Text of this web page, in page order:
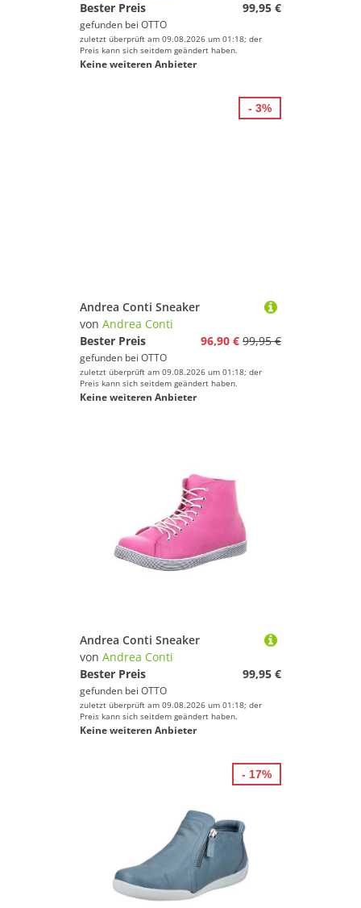
Bester Preis
99,95 €
gefunden bei OTTO
zuletzt überprüft am 09.08.2026 um 01:18; der
Preis kann sich seitdem geändert haben.
Keine weiteren Anbieter
Andrea Conti Sneaker
von Andrea Conti
Bester Preis
96,90 € 99,95 €
gefunden bei OTTO
zuletzt überprüft am 09.08.2026 um 01:18; der
Preis kann sich seitdem geändert haben.
Keine weiteren Anbieter
- 3%
Andrea Conti Sneaker
von Andrea Conti
Bester Preis
99,95 €
gefunden bei OTTO
zuletzt überprüft am 09.08.2026 um 01:18; der
Preis kann sich seitdem geändert haben.
Keine weiteren Anbieter
- 17%